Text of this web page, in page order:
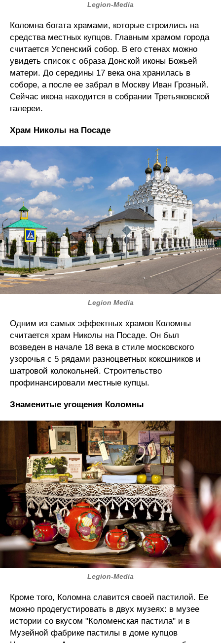
Legion-Media
Коломна богата храмами, которые строились на
средства местных купцов. Главным храмом города
считается Успенский собор. В его стенах можно
увидеть список с образа Донской иконы Божьей
матери. До середины 17 века она хранилась в
соборе, а после ее забрал в Москву Иван Грозный.
Сейчас икона находится в собрании Третьяковской
галереи.
Храм Николы на Посаде
Legion Media
Одним из самых эффектных храмов Коломны
считается храм Николы на Посаде. Он был
возведен в начале 18 века в стиле московского
узорочья с 5 рядами разноцветных кокошников и
шатровой колокольней. Строительство
профинансировали местные купцы.
Знаменитые угощения Коломны
Legion-Media
Кроме того, Коломна славится своей пастилой. Ее
можно продегустировать в двух музеях: в музее
истории со вкусом "Коломенская пастила" и в
Музейной фабрике пастилы в доме купцов